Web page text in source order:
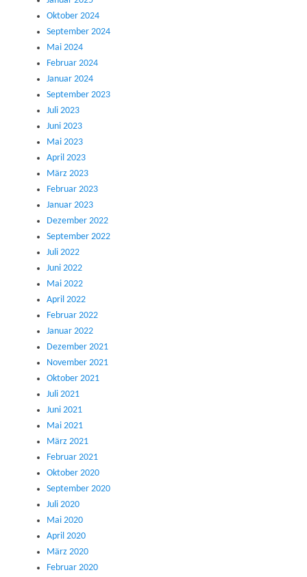
Oktober 2024
September 2024
Mai 2024
Februar 2024
Januar 2024
September 2023
Juli 2023
Juni 2023
Mai 2023
April 2023
März 2023
Februar 2023
Januar 2023
Dezember 2022
September 2022
Juli 2022
Juni 2022
Mai 2022
April 2022
Februar 2022
Januar 2022
Dezember 2021
November 2021
Oktober 2021
Juli 2021
Juni 2021
Mai 2021
März 2021
Februar 2021
Oktober 2020
September 2020
Juli 2020
Mai 2020
April 2020
März 2020
Februar 2020